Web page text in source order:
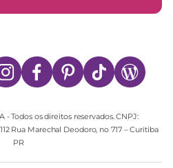
- Todos os direitos reservados. CNPJ:
Rua Marechal Deodoro, no 717 – Curitiba
PR